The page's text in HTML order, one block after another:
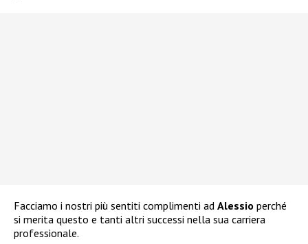
Facciamo i nostri più sentiti complimenti ad Alessio perché
si merita questo e tanti altri successi nella sua carriera
professionale.